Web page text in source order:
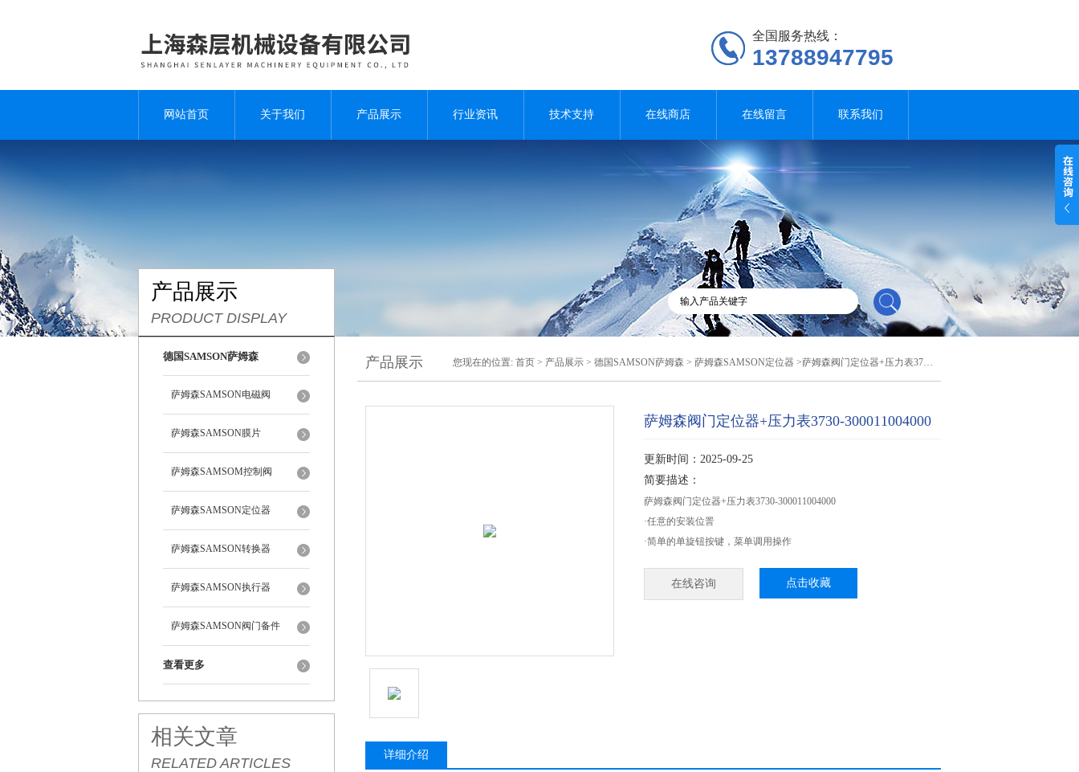
全国服务热线：
13788947795
网站首页 关于我们 产品展示 行业资讯 技术支持 在线商店 在线留言 联系我们
产品展示
PRODUCT DISPLAY
德国SAMSON萨姆森
萨姆森SAMSON电磁阀
萨姆森SAMSON膜片
萨姆森SAMSOM控制阀
萨姆森SAMSON定位器
萨姆森SAMSON转换器
萨姆森SAMSON执行器
萨姆森SAMSON阀门备件
查看更多
相关文章
RELATED ARTICLES
产品展示 您现在的位置: 首页 > 产品展示 > 德国SAMSON萨姆森 > 萨姆森SAMSON定位器 >萨姆森阀门定位器+压力表3730-300011004000
萨姆森阀门定位器+压力表3730-300011004000
更新时间：2025-09-25
简要描述：
萨姆森阀门定位器+压力表3730-300011004000
·任意的安装位詈
·简单的单旋钮按键，菜单调用操作
在线咨询 点击收藏
详细介绍